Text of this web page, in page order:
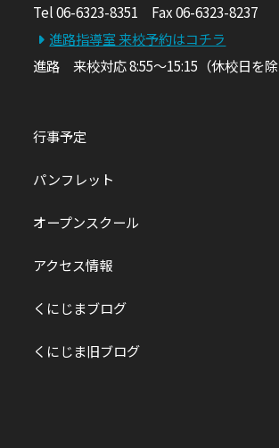
Tel 06-6323-8351 Fax 06-6323-8237
進路指導室 来校予約はコチラ
進路 来校対応 8:55～15:15（休校日を除
行事予定
パンフレット
オープンスクール
アクセス情報
くにじまブログ
くにじま旧ブログ